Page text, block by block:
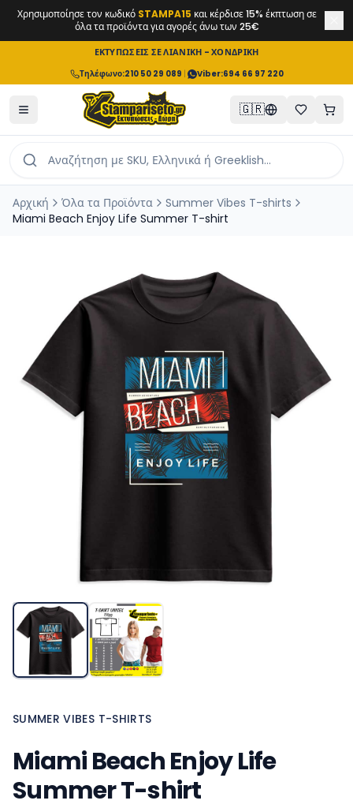
Χρησιμοποίησε τον κωδικό STAMPA15 και κέρδισε 15% έκπτωση σε
όλα τα προϊόντα για αγορές άνω των 25€
ΕΚΤΥΠΩΣΕΙΣ ΣΕ ΛΙΑΝΙΚΗ - ΧΟΝΔΡΙΚΗ
Τηλέφωνο:210 50 29 089 | Viber:694 66 97 220
🇬🇷
Αρχική Όλα τα Προϊόντα
Summer Vibes T-shirts
Miami Beach Enjoy Life Summer T-shirt
SUMMER VIBES T-SHIRTS
Miami Beach Enjoy Life
Summer T-shirt